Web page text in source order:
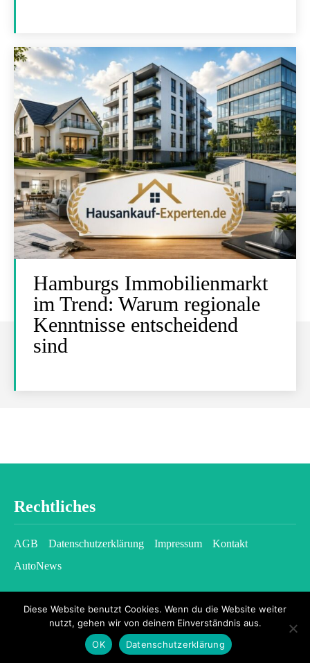
Hamburgs Immobilienmarkt
im Trend: Warum regionale
Kenntnisse entscheidend
sind
Rechtliches
AGB Datenschutzerklärung Impressum
Kontakt
AutoNews
2026 © kfzgazette.com - All rights reserved.
Diese Website benutzt Cookies. Wenn du die Website weiter
nutzt, gehen wir von deinem Einverständnis aus.
OK
Datenschutzerklärung